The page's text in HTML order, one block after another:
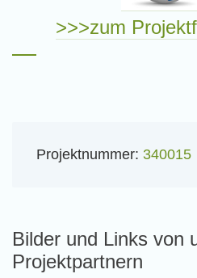
>>>zum
Projektnummer: 340015
Bilder und Links von
Projektpartnern